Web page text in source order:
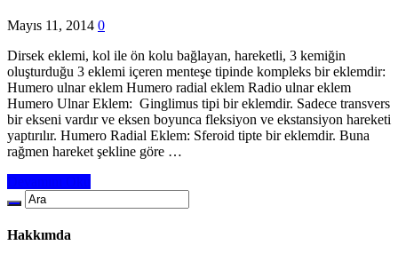
Mayıs 11, 2014 0
Dirsek eklemi, kol ile ön kolu bağlayan, hareketli, 3 kemiğin
oluşturduğu 3 eklemi içeren menteşe tipinde kompleks bir eklemdir:
Humero ulnar eklem Humero radial eklem Radio ulnar eklem
Humero Ulnar Eklem: Ginglimus tipi bir eklemdir. Sadece transvers
bir ekseni vardır ve eksen boyunca fleksiyon ve ekstansiyon hareketi
yaptırılır. Humero Radial Eklem: Sferoid tipte bir eklemdir. Buna
rağmen hareket şekline göre …
Hakkımda